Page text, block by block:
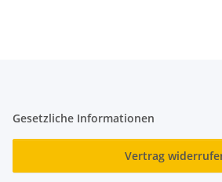
Gesetzliche Informationen
Vertrag